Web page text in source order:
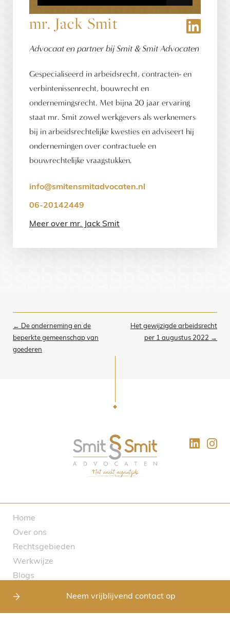
mr. Jack Smit
Advocaat en partner bij Smit & Smit Advocaten
Gespecialiseerd in arbeidsrecht, contracten- en
verbintenissenrecht, bouwrecht en
ondernemingsrecht. Met bijna 20 jaar ervaring
staat mr. Smit zowel werkgevers als werknemers
bij in arbeidsrechtelijke kwesties en adviseert hij
ondernemingen over contractuele en
bouwrechtelijke vraagstukken.
info@smitensmitadvocaten.nl
06-20142449
Meer over mr. Jack Smit
navigation
←
De onderneming en de
beperkte gemeenschap van
goederen
Het gewijzigde arbeidsrecht
per 1 augustus 2022 →
Home
Over ons
Rechtsgebieden
Werkwijze
Blogs
Neem vrijblijvend contact op